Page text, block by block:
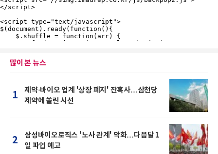
많이 본 뉴스
1
제약·바이오 업계 '상장 폐지' 잔혹사…삼천당
제약에 쏠린 시선
2
삼성바이오로직스 '노사 관계' 악화…다음달 1
일 파업 예고